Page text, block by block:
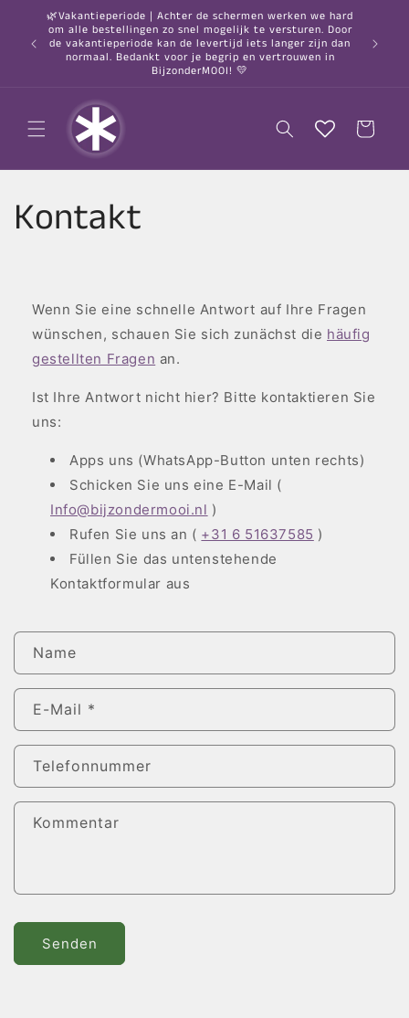
zum
Inhalt
🌿Vakantieperiode | Achter de schermen werken we hard
om alle bestellingen zo snel mogelijk te versturen. Door
de vakantieperiode kan de levertijd iets langer zijn dan
normaal. Bedankt voor je begrip en vertrouwen in
BijzonderMOOI! 💛
○ Vor
nach
Warenkorb
Kontakt
Wenn Sie eine schnelle Antwort auf Ihre Fragen
wünschen, schauen Sie sich zunächst die häufig
gestellten Fragen an.
Ist Ihre Antwort nicht hier? Bitte kontaktieren Sie
uns:
Apps uns (WhatsApp-Button unten rechts)
Schicken Sie uns eine E-Mail (
Info@bijzondermooi.nl )
Rufen Sie uns an ( +31 6 51637585 )
Füllen Sie das untenstehende
Kontaktformular aus
K
o
n
a
t
f
u
l
Name
E-Mail *
Telefonnummer
Kommentar
Senden